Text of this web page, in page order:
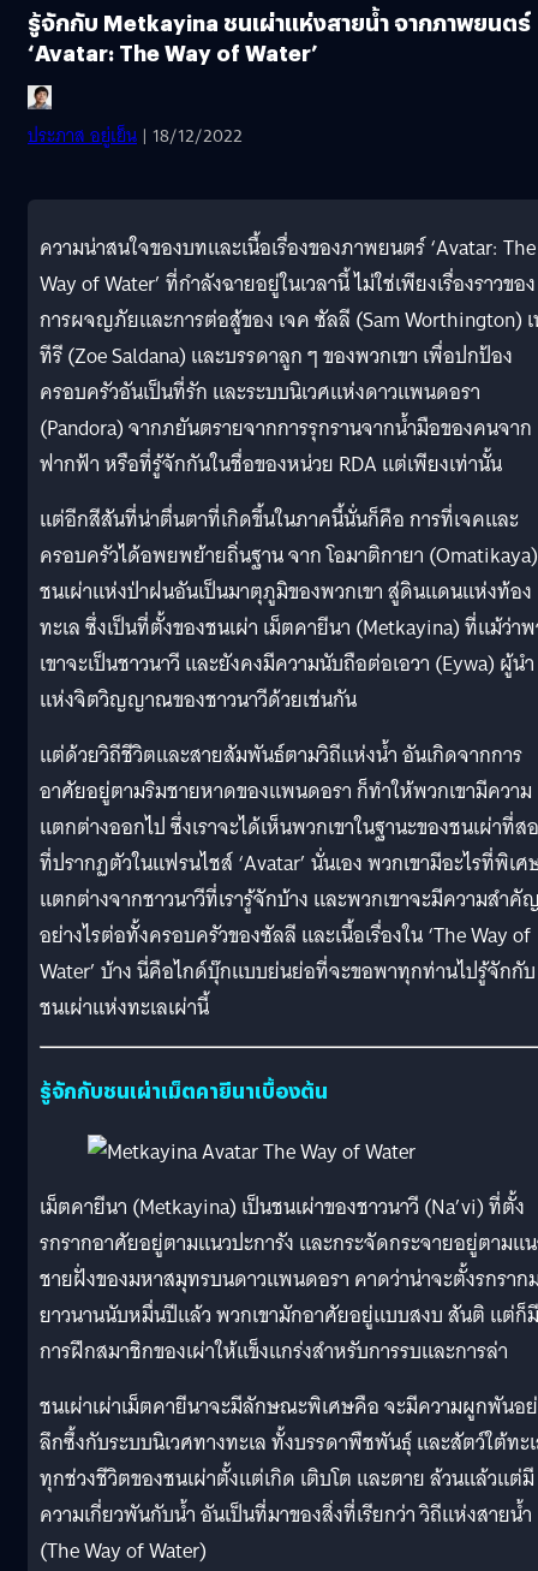
รู้จักกับ Metkayina ชนเผ่าแห่งสายน้ำ จากภาพยนตร์
‘Avatar: The Way of Water’
ประภาส อยู่เย็น | 18/12/2022
ความน่าสนใจของบทและเนื้อเรื่องของภาพยนตร์ ‘Avatar: The
Way of Water’ ที่กำลังฉายอยู่ในเวลานี้ ไม่ใช่เพียงเรื่องราวของ
การผจญภัยและการต่อสู้ของ เจค ซัลลี (Sam Worthington)
ทีรี (Zoe Saldana) และบรรดาลูก ๆ ของพวกเขา เพื่อปกป้อง
ครอบครัวอันเป็นที่รัก และระบบนิเวศแห่งดาวแพนดอรา
(Pandora) จากภยันตรายจากการรุกรานจากน้ำมือของคนจาก
ฟากฟ้า หรือที่รู้จักกันในชื่อของหน่วย RDA แต่เพียงเท่านั้น
แต่อีกสีสันที่น่าตื่นตาที่เกิดขึ้นในภาคนี้นั่นก็คือ การที่เจคและ
ครอบครัวได้อพยพย้ายถิ่นฐาน จาก โอมาติกายา (Omatikaya)
ชนเผ่าแห่งป่าฝนอันเป็นมาตุภูมิของพวกเขา สู่ดินแดนแห่งท้อง
ทะเล ซึ่งเป็นที่ตั้งของชนเผ่า เม็ตคายีนา (Metkayina) ที่แม้ว่า
เขาจะเป็นชาวนาวี และยังคงมีความนับถือต่อเอวา (Eywa) ผู้นำ
แห่งจิตวิญญาณของชาวนาวีด้วยเช่นกัน
แต่ด้วยวิถีชีวิตและสายสัมพันธ์ตามวิถีแห่งน้ำ อันเกิดจากการ
อาศัยอยู่ตามริมชายหาดของแพนดอรา ก็ทำให้พวกเขามีความ
แตกต่างออกไป ซึ่งเราจะได้เห็นพวกเขาในฐานะของชนเผ่าที่ส
ที่ปรากฏตัวในแฟรนไชส์ ‘Avatar’ นั่นเอง พวกเขามีอะไรที่พิเศ
แตกต่างจากชาวนาวีที่เรารู้จักบ้าง และพวกเขาจะมีความสำคั
อย่างไรต่อทั้งครอบครัวของซัลลี และเนื้อเรื่องใน ‘The Way of
Water’ บ้าง นี่คือไกด์บุ๊กแบบย่นย่อที่จะขอพาทุกท่านไปรู้จักกับ
ชนเผ่าแห่งทะเลเผ่านี้
รู้จักกับชนเผ่าเม็ตคายีนาเบื้องต้น
เม็ตคายีนา (Metkayina) เป็นชนเผ่าของชาวนาวี (Na’vi) ที่ตั้ง
รกรากอาศัยอยู่ตามแนวปะการัง และกระจัดกระจายอยู่ตามแ
ชายฝั่งของมหาสมุทรบนดาวแพนดอรา คาดว่าน่าจะตั้งรกราก
ยาวนานนับหมื่นปีแล้ว พวกเขามักอาศัยอยู่แบบสงบ สันติ แต่ก็มี
การฝึกสมาชิกของเผ่าให้แข็งแกร่งสำหรับการรบและการล่า
ชนเผ่าเผ่าเม็ตคายีนาจะมีลักษณะพิเศษคือ จะมีความผูกพันอ
ลึกซึ้งกับระบบนิเวศทางทะเล ทั้งบรรดาพืชพันธ์ุ และสัตว์ใต้ทะ
ทุกช่วงชีวิตของชนเผ่าตั้งแต่เกิด เติบโต และตาย ล้วนแล้วแต่มี
ความเกี่ยวพันกับน้ำ อันเป็นที่มาของสิ่งที่เรียกว่า วิถีแห่งสายน้ำ
(The Way of Water)